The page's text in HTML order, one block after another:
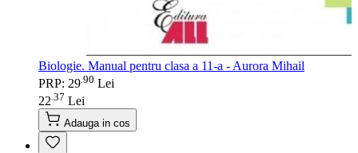
Biologie. Manual pentru clasa a 11-a - Aurora Mihail
PRP: 29 90 Lei
22 37 Lei
Adauga in cos